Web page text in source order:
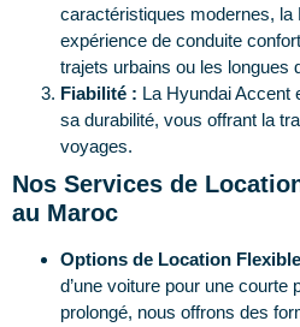
caractéristiques modernes,
expérience de conduite
trajets urbains ou les longues
Fiabilité : La Hyundai Accent
sa durabilité, vous offrant la
voyages.
Nos Services de
au Maroc
Options de Location
d’une voiture pour une courte
prolongé, nous offrons des